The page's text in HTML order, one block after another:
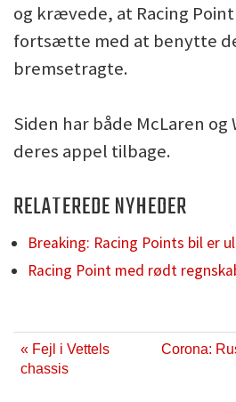
og krævede, at Racing
fortsætte med at benytte
bremsetragte.
Siden har både McLaren
deres appel tilbage.
RELATEREDE NYHEDER
Breaking: Racing Points bil er
Racing Point med rødt
« Fejl i Vettels
chassis
Corona: